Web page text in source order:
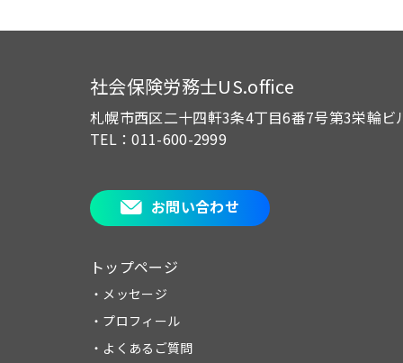
社会保険労務士US.office
札幌市西区二十四軒3条4丁目6番7号第3栄輪ビ
TEL：011-600-2999
お問い合わせ
トップページ
・メッセージ
・プロフィール
・よくあるご質問